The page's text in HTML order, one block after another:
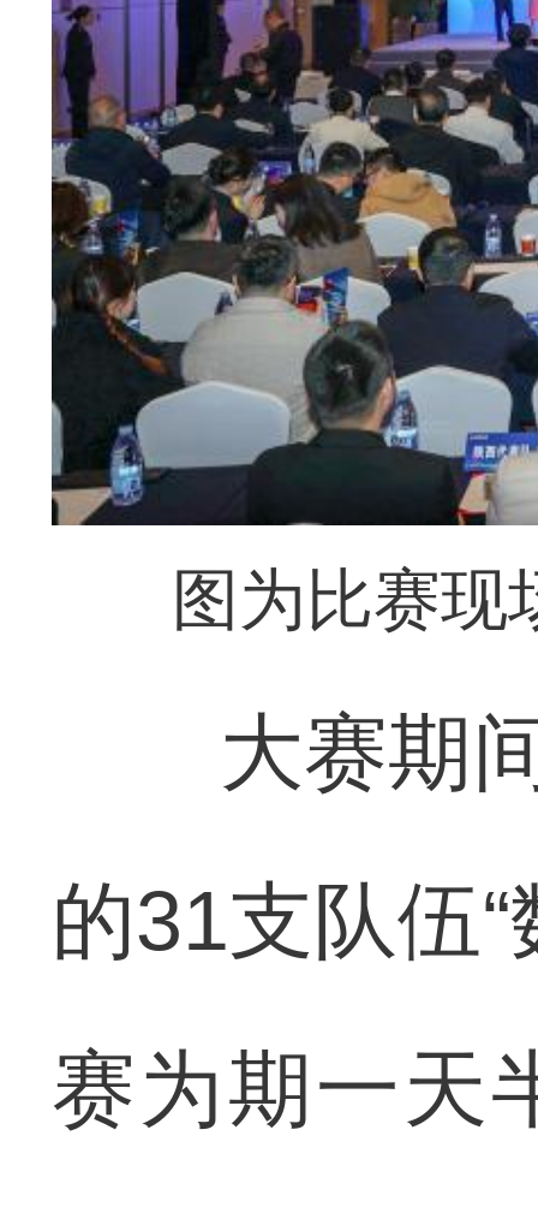
图为比赛现
大赛期间
的31支队伍
赛为期一天